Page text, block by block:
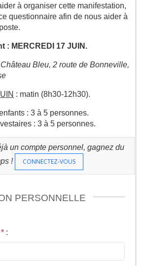
à organiser cette manifestation,
questionnaire afin de nous aider à
: MERCREDI 17 JUIN.
Bleu, 2 route de Bonneville,
: matin (8h30-12h30).
: 3 à 5 personnes.
: 3 à 5 personnes.
un compte personnel, gagnez du
!
CONNECTEZ-VOUS
PERSONNELLE
* :